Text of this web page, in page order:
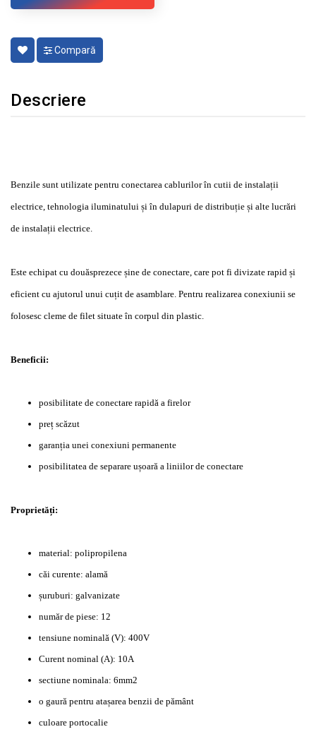
Compară
Descriere
Benzile sunt utilizate pentru conectarea cablurilor în cutii de instalații
electrice, tehnologia iluminatului și în dulapuri de distribuție și alte lucrări
de instalații electrice.
Este echipat cu douăsprezece șine de conectare, care pot fi divizate rapid și
eficient cu ajutorul unui cuțit de asamblare. Pentru realizarea conexiunii se
folosesc cleme de filet situate în corpul din plastic.
Beneficii:
posibilitate de conectare rapidă a firelor
preț scăzut
garanția unei conexiuni permanente
posibilitatea de separare ușoară a liniilor de conectare
Proprietăți:
material: polipropilena
căi curente: alamă
șuruburi: galvanizate
număr de piese: 12
tensiune nominală (V): 400V
Curent nominal (A): 10A
sectiune nominala: 6mm2
o gaură pentru atașarea benzii de pământ
culoare portocalie